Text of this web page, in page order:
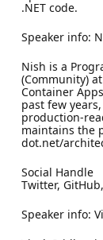
.NET code.
Speaker info:
Nish is a
(Community)
Container
past few
production-
maintains the
dot.net/
Social Handle
Twitter,
Speaker info: